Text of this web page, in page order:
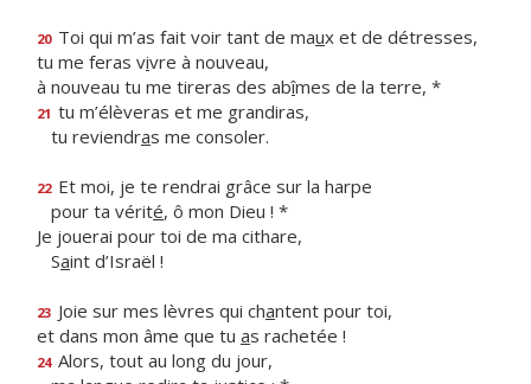
20 Toi qui m’as fait voir tant de maux et de détresses,
tu me feras vivre à nouveau,
à nouveau tu me tireras des abîmes de la terre, *
21 tu m’élèveras et me grandiras,
tu reviendras me consoler.
22 Et moi, je te rendrai grâce sur la harpe
pour ta vérité, ô mon Dieu ! *
Je jouerai pour toi de ma cithare,
Saint d’Israël !
23 Joie sur mes lèvres qui chantent pour toi,
et dans mon âme que tu as rachetée !
24 Alors, tout au long du jour,